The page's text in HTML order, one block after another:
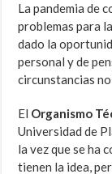
La pandemia de
problemas para
dado la
personal y de
circunstancias
El Organismo
Universidad de
la vez que se ha
tienen la idea,